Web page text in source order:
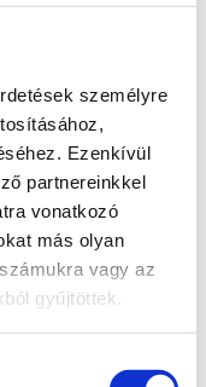
személyre
Ezenkívül
partnereinkkel
vonatkozó
más olyan
vagy az
gyűjtöttek.
2,4 cm
5,3 cm 458
58 g